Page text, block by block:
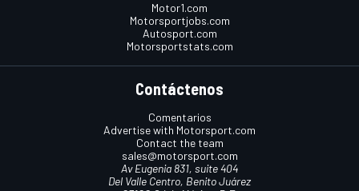
Motor1.com
Motorsportjobs.com
Autosport.com
Motorsportstats.com
Contáctenos
Comentarios
Advertise with Motorsport.com
Contact the team
sales@motorsport.com
Av Eugenia 831, suite 404
Del Valle Centro, Benito Juárez